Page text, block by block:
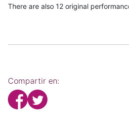
There are also 12 original
Compartir en: